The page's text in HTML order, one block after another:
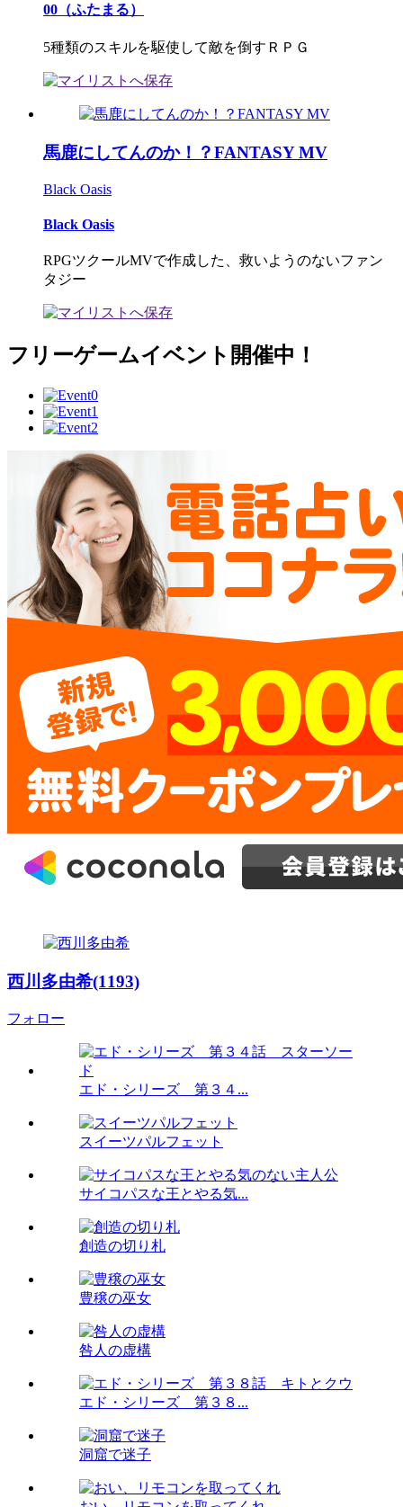
00（ふたまる）
5種類のスキルを駆使して敵を倒すＲＰＧ
馬鹿にしてんのか！？FANTASY MV
Black Oasis
Black Oasis
RPGツクールMVで作成した、救いようのないファン
タジー
フリーゲームイベント開催中！
西川多由希(1193)
フォロー
エド・シリーズ 第３４...
スイーツパルフェット
サイコパスな王とやる気...
創造の切り札
豊穣の巫女
咎人の虚構
エド・シリーズ 第３８...
洞窟で迷子